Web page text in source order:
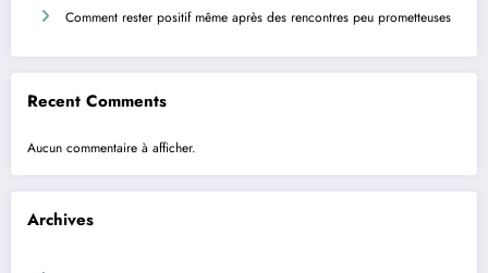
Comment rester positif même après des rencontres peu prometteuses
Recent Comments
Aucun commentaire à afficher.
Archives